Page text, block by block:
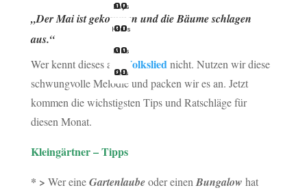
„Der Mai ist gekommen und die Bäume schlagen
aus.“
Wer kennt dieses alte Volkslied nicht. Nutzen wir diese
schwungvolle Melodie und packen wir es an. Jetzt
kommen die wichstigsten Tips und Ratschläge für
diesen Monat.
Kleingärtner – Tipps
* > Wer eineGartenlaubeoder einen Bungalow hat
00
Days
00
Hours
00
Mins
00
Secs